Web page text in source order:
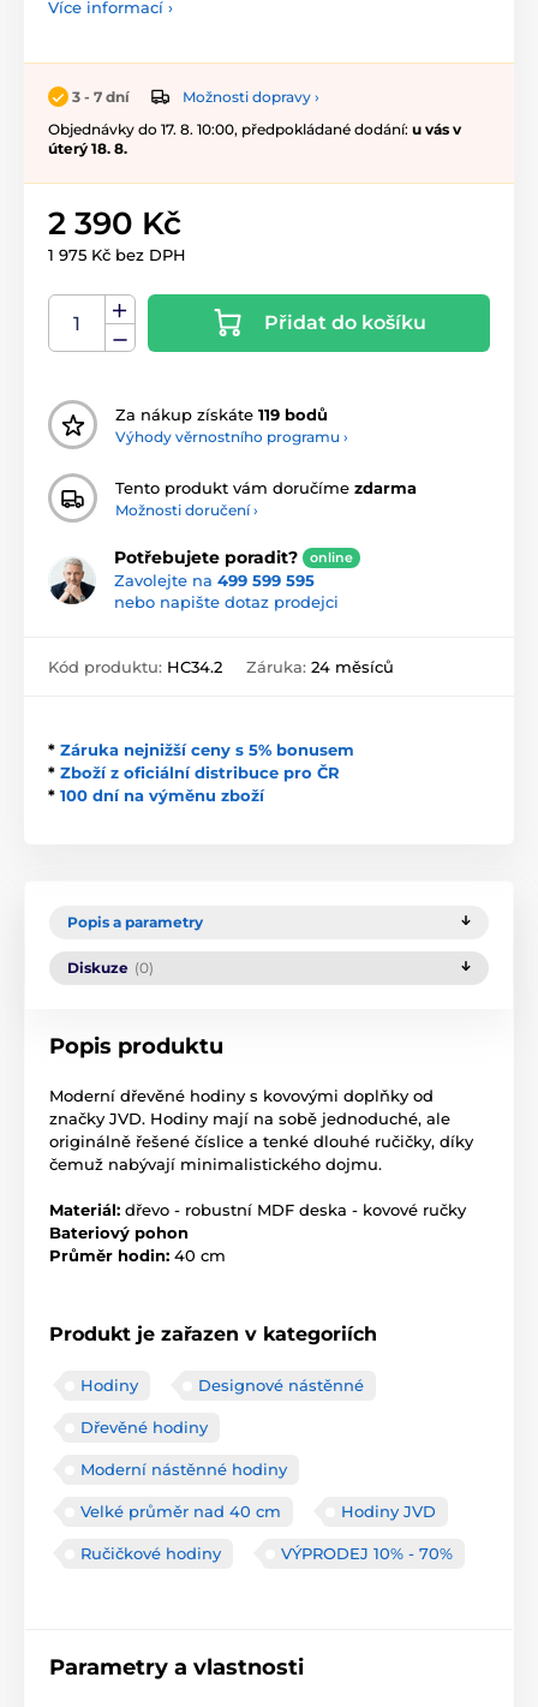
Více informací ›
3 - 7 dní
Možnosti dopravy ›
Objednávky do 17. 8. 10:00, předpokládané dodání: u vás v
úterý 18. 8.
2 390 Kč
1 975 Kč bez DPH
Přidat do košíku
Za nákup získáte 119 bodů
Výhody věrnostního programu ›
Tento produkt vám doručíme zdarma
Možnosti doručení ›
Potřebujete poradit? online
Zavolejte na 499 599 595
nebo napište dotaz prodejci
Kód produktu: HC34.2 Záruka: 24 měsíců
* Záruka nejnižší ceny s 5% bonusem
* Zboží z oficiální distribuce pro ČR
* 100 dní na výměnu zboží
Popis a parametry
Diskuze (0)
Popis produktu
Moderní dřevěné hodiny s kovovými doplňky od
značky JVD. Hodiny mají na sobě jednoduché, ale
originálně řešené číslice a tenké dlouhé ručičky, díky
čemuž nabývají minimalistického dojmu.
Materiál: dřevo - robustní MDF deska - kovové ručky
Bateriový pohon
Průměr hodin: 40 cm
Produkt je zařazen v kategoriích
Hodiny Designové nástěnné
Dřevěné hodiny
Moderní nástěnné hodiny
Velké průměr nad 40 cm Hodiny JVD
Ručičkové hodiny VÝPRODEJ 10% - 70%
Parametry a vlastnosti